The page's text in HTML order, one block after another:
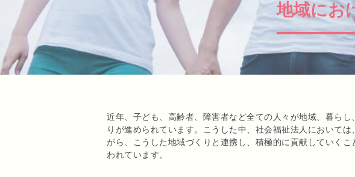
地域にお
近年、子ども、高齢者、障害者など全ての人々が地域、暮ら
りが進められています。こうした中、社会福祉法人において
がら、こうした地域づくりと連携し、積極的に貢献していく
われています。